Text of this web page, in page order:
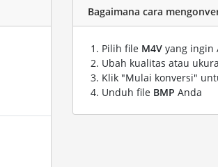
Bagaimana cara
Pilih file M4V yang ingin
Ubah kualitas atau
Klik "Mulai konversi"
Unduh file BMP Anda